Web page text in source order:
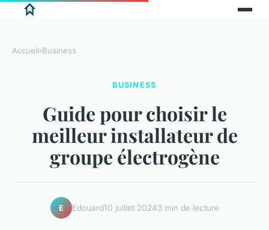
Accueil›Business
BUSINESS
Guide pour choisir le
meilleur installateur de
groupe électrogène
E Edouard10 juillet 20243 min de lecture